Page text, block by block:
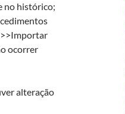
no histórico;
ocorrer
alteração